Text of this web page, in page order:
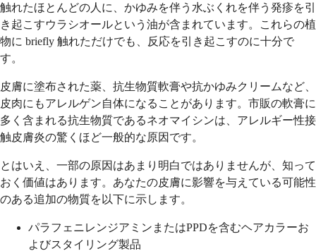
触れたほとんどの人に、かゆみを伴う水ぶくれを伴う発疹を引
き起こすウラシオールという油が含まれています。これらの植
物に briefly 触れただけでも、反応を引き起こすのに十分で
す。
皮膚に塗布された薬、抗生物質軟膏や抗かゆみクリームなど、
皮肉にもアレルゲン自体になることがあります。市販の軟膏に
多く含まれる抗生物質であるネオマイシンは、アレルギー性接
触皮膚炎の驚くほど一般的な原因です。
とはいえ、一部の原因はあまり明白ではありませんが、知って
おく価値はあります。あなたの皮膚に影響を与えている可能性
のある追加の物質を以下に示します。
パラフェニレンジアミンまたはPPDを含むヘアカラーお
よびスタイリング製品